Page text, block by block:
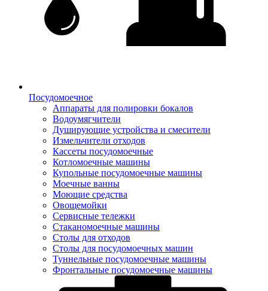
Посудомоечное
Аппараты для полировки бокалов
Водоумягчители
Душирующие устройства и смесители
Измельчители отходов
Кассеты посудомоечные
Котломоечные машины
Купольные посудомоечные машины
Моечные ванны
Моющие средства
Овощемойки
Сервисные тележки
Стаканомоечные машины
Столы для отходов
Столы для посудомоечных машин
Туннельные посудомоечные машины
Фронтальные посудомоечные машины